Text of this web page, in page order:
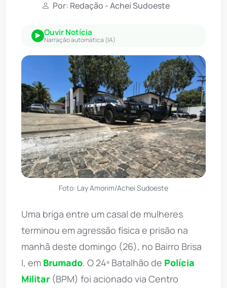
Por: Redação - Achei Sudoeste
Ouvir Notícia
Narração automática (IA)
Foto: Lay Amorim/Achei Sudoeste
Uma briga entre um casal de mulheres
terminou em agressão física e prisão na
manhã deste domingo (26), no Bairro Brisa
I, em Brumado. O 24º Batalhão de Polícia
Militar (BPM) foi acionado via Centro